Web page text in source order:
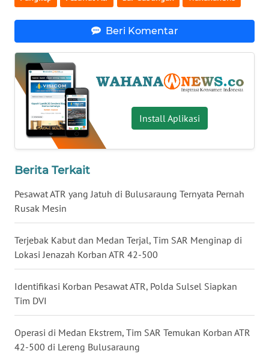
Beri Komentar
Install Aplikasi
Berita Terkait
Pesawat ATR yang Jatuh di Bulusaraung Ternyata Pernah
Rusak Mesin
Terjebak Kabut dan Medan Terjal, Tim SAR Menginap di
Lokasi Jenazah Korban ATR 42-500
Identifikasi Korban Pesawat ATR, Polda Sulsel Siapkan
Tim DVI
Operasi di Medan Ekstrem, Tim SAR Temukan Korban ATR
42-500 di Lereng Bulusaraung
WN
WN
JAMBI
WN
SULTRA
WN
NTB
WN
SULTENG
WN
SULBAR
WN
BABEL
WN
SUMBAR